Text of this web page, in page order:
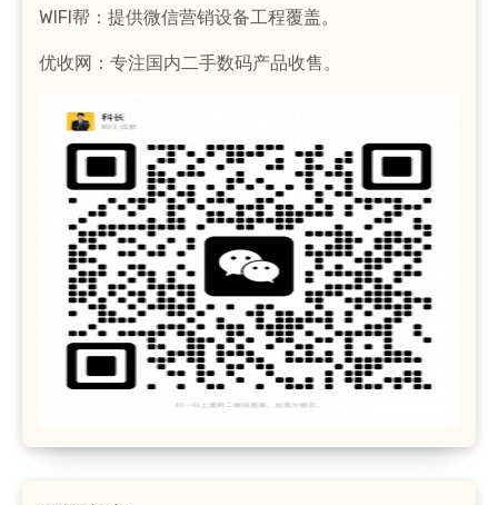
WIFI帮：提供微信营销设备工程覆盖。
优收网：专注国内二手数码产品收售。